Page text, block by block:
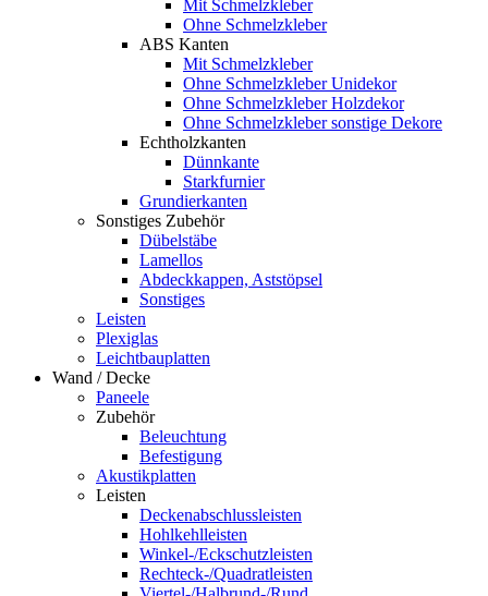
Mit Schmelzkleber
Ohne Schmelzkleber
ABS Kanten
Mit Schmelzkleber
Ohne Schmelzkleber Unidekor
Ohne Schmelzkleber Holzdekor
Ohne Schmelzkleber sonstige Dekore
Echtholzkanten
Dünnkante
Starkfurnier
Grundierkanten
Sonstiges Zubehör
Dübelstäbe
Lamellos
Abdeckkappen, Aststöpsel
Sonstiges
Leisten
Plexiglas
Leichtbauplatten
Wand / Decke
Paneele
Zubehör
Beleuchtung
Befestigung
Akustikplatten
Leisten
Deckenabschlussleisten
Hohlkehlleisten
Winkel-/Eckschutzleisten
Rechteck-/Quadratleisten